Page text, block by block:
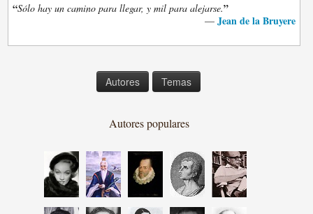
“Sólo hay un camino para llegar, y mil para alejarse.”
— Jean de la Bruyere
Autores Temas
Autores populares